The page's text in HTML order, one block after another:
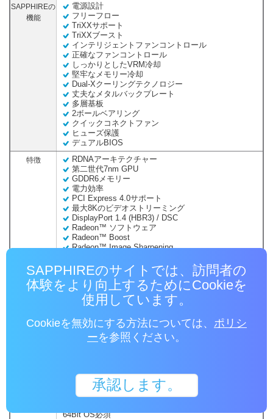
SAPPHIREのサイトでは、訪問者の
体験をより向上するためにCookieを
使用しています。
Cookieを無効にする方法については、 ポリシ
ーを参照ください。
承認します。
SAPPHIREの
機能
電源設計
フリーフロー
TriXXサポート
TriXXブースト
インテリジェントファンコントロール
正確なファンコントロール
しっかりとしたVRM冷却
堅牢なメモリー冷却
Dual-Xクーリングテクノロジー
丈夫なメタルバックプレート
多層基板
2ボールベアリング
クイックコネクトファン
ヒューズ保護
デュアルBIOS
特徴
RDNAアーキテクチャー
第二世代7nm GPU
GDDR6メモリー
電力効率
PCI Express 4.0サポート
最大8Kのビデオストリーミング
DisplayPort 1.4 (HBR3) / DSC
Radeon™ ソフトウェア
Radeon™ Boost
Radeon™ Image Sharpening
AMD FidelityFx
非同期演算
Radeon™ Rays Audio + True Audio Next
Radeon™ FreeSync™ 2 HDR
デュアルファン
2ボールベアリング
135W
Windows® 11, 10, Windows® 7, Linux x86, Ubuntu
64Bit OS必須